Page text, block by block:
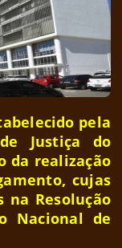
pela
Justiça do
da realização
cujas
na Resolução
Nacional de